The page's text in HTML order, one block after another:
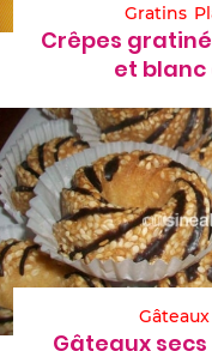
Gratins
Crêpes
et blanc
Gâteaux